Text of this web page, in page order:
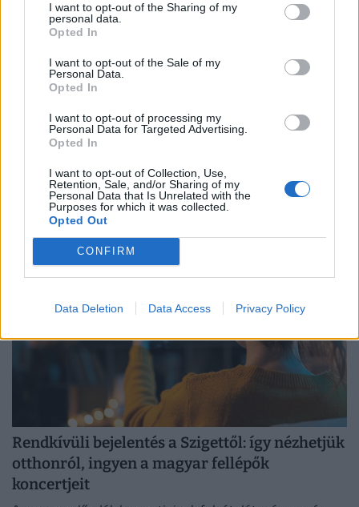
I want to opt-out of the Sharing of my
personal data.
Opted In
I want to opt-out of the Sale of my
Personal Data.
Opted In
I want to opt-out of processing my
Personal Data for Targeted Advertising.
Opted In
I want to opt-out of Collection, Use,
Retention, Sale, and/or Sharing of my
Personal Data that Is Unrelated with the
Purposes for which it was collected.
Opted Out
CONFIRM
Data Deletion Data Access Privacy Policy
A Skandináv lottó nyerőszámai a 32. héten
Kihúzták a Skandináv lottó 2026/32. heti nyerőszámait.
Lássuk, elvitte-e valaki a 600 millió forintos
főnyereményt.
Rendkívüli bejelentés a Szigettől: így nézhetjük
otthonról, ingyen a magyar fellépők
koncertjeit